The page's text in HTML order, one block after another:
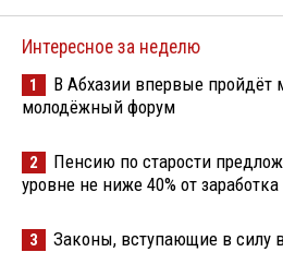
Интересное за неделю
1
В Абхазии впервые пройдёт
молодёжный форум
2
Пенсию по старости
уровне не ниже 40% от заработка
3 Законы, вступающие в силу